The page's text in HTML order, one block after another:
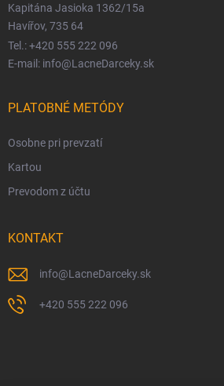
Kapitána Jasioka 1362/15a
Havířov, 735 64
Tel.: +420 555 222 096
E-mail: info@LacneDarceky.sk
PLATOBNÉ METÓDY
Osobne pri prevzatí
Kartou
Prevodom z účtu
KONTAKT
info@LacneDarceky.sk
+420 555 222 096